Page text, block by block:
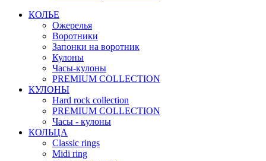
КОЛЬЕ
Ожерелья
Воротники
Запонки на воротник
Кулоны
Часы-кулоны
PREMIUM COLLECTION
КУЛОНЫ
Hard rock collection
PREMIUM COLLECTION
Часы - кулоны
КОЛЬЦА
Classic rings
Midi ring